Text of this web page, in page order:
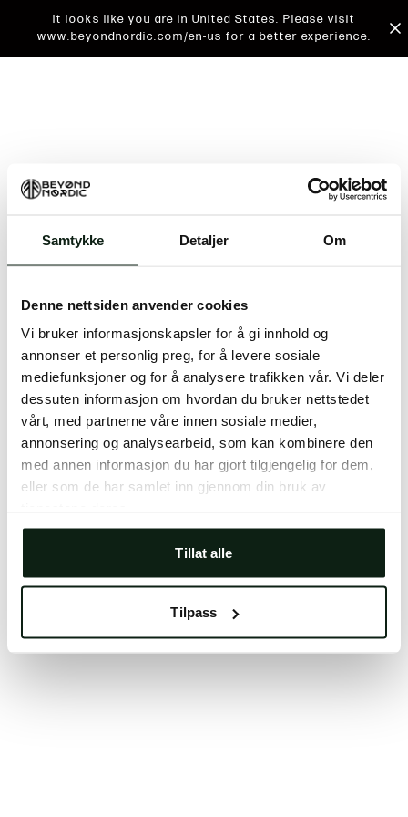
Samtykke Detaljer Om
Denne nettsiden anvender cookies
Vi bruker informasjonskapsler for å gi innhold og
annonser et personlig preg, for å levere sosiale
mediefunksjoner og for å analysere trafikken vår. Vi deler
dessuten informasjon om hvordan du bruker nettstedet
vårt, med partnerne våre innen sosiale medier,
annonsering og analysearbeid, som kan kombinere den
med annen informasjon du har gjort tilgjengelig for dem,
eller som de har samlet inn gjennom din bruk av
Tillat alle
Tilpass
It looks like you are in United States. Please visit
www.beyondnordic.com/en-us for a better experience.
An unknown error has occurred. An error report has
issue will be investigated.
Click the button below to refresh the website. If the
issue persists, either try waiting a moment or
reopening your browser.
Clearing your browser cache may also help in some
cases.
We apologize for the inconvenience.